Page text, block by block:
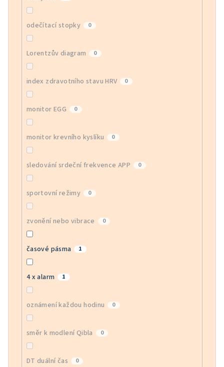
odečítací stopky 0
Lorentzův diagram 0
index zdravotního stavu HRV 0
monitor EGG 0
monitor krevního kyslíku 0
sledování srdeční frekvence APP 0
sportovní režimy 0
zvonění nebo vibrace 0
časové pásma 1
4 x alarm 1
oznámení každou hodinu 0
směr k modlení Qibla 0
DT duální čas 0